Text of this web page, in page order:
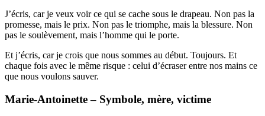
J’écris, car je veux voir ce qui se cache sous le drapeau. Non pas la
promesse, mais le prix. Non pas le triomphe, mais la blessure. Non
pas le soulèvement, mais l’homme qui le porte.
Et j’écris, car je crois que nous sommes au début. Toujours. Et
chaque fois avec le même risque : celui d’écraser entre nos mains ce
que nous voulons sauver.
Marie-Antoinette – Symbole, mère, victime